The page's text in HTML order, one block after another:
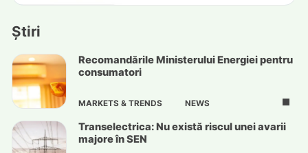
Știri
Recomandările Ministerului Energiei pentru
consumatori
MARKETS & TRENDS NEWS
Transelectrica: Nu există riscul unei avarii
majore în SEN